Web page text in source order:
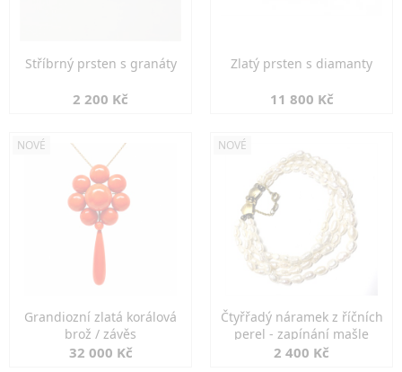
Stříbrný prsten s granáty
2 200 Kč
Zlatý prsten s diamanty
11 800 Kč
NOVÉ
Grandiozní zlatá korálová
brož / závěs
32 000 Kč
NOVÉ
Čtyřřadý náramek z říčních
perel - zapínání mašle
2 400 Kč